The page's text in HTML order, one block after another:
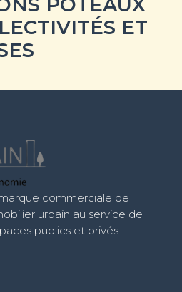
POTEAUX
ET
commerciale de
urbain au service de
publics et privés.